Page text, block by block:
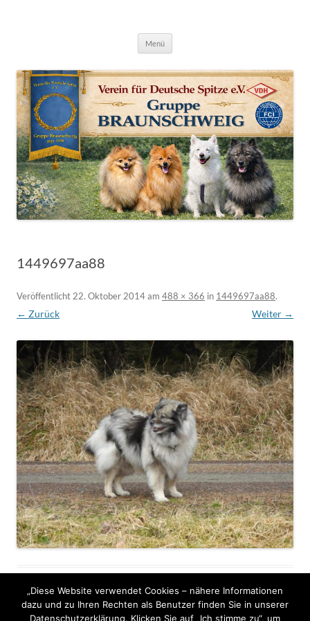
Menü
1449697aa88
Veröffentlicht22. Oktober 2014am 488 × 366 in 1449697aa88.
← Zurück Weiter →
„Diese Website verwendet Cookies – nähere Informationen
dazu und zu Ihren Rechten als Benutzer finden Sie in unserer
Datenschutzerklärung. Klicken Sie auf „Ich stimme zu“, um